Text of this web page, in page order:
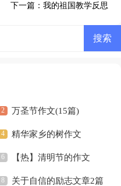
下一篇：我的祖国教学反思
万圣节作文(15篇)
精华家乡的树作文
【热】清明节的作文
关于自信的励志文章2篇